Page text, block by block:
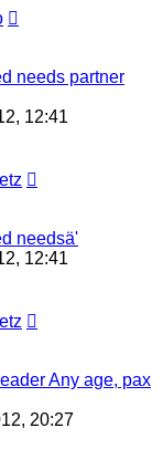
needs partner
12:41
needsä'
12:41
Any age, pax
20:27